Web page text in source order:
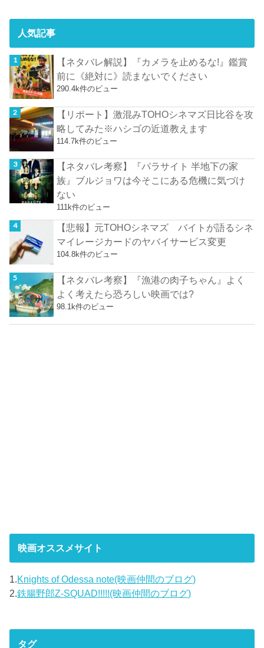
人気記事
【ネタバレ解説】『カメラを止めるな!』鑑賞
前に《絶対に》読まないでください
290.4k件のビュー
【リポート】激混みTOHOシネマズ日比谷を攻
略してみた※ハシゴの近道教えます
114.7k件のビュー
【ネタバレ考察】『パラサイト 半地下の家
族』ブルジョワは今そこにある危機に気づけ
ない
111k件のビュー
【悲報】元TOHOシネマズ バイトが語るシネ
マイレージカードのヤバイサービス変更
104.8k件のビュー
【ネタバレ考察】『漁港の肉子ちゃん』よく
よく考えたら恐ろしい映画では?
98.1k件のビュー
映画オススメサイト
1.Knights of Odessa note(映画仲間のブログ)
2.鉄腸野郎Z-SQUAD!!!!!(映画仲間のブログ)
タグ